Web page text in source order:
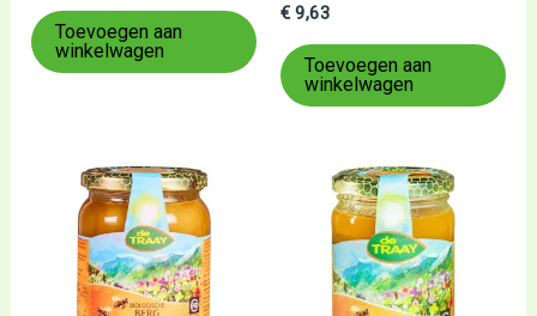
uit
5
Toevoegen aan
winkelwagen
Gewaardeerd
uit
5
€ 9,63
Toevoegen aan
winkelwagen